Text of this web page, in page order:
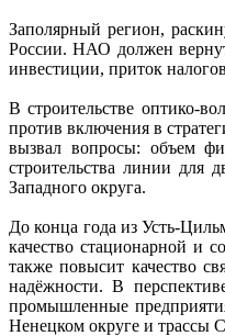
Заполярный регион,
России. НАО должен
инвестиции, приток
В строительстве оптико-
против включения в
вызвал вопросы: объем
строительства линии для
Западного округа.
До конца года из Усть-
качество стационарной и
также повысит качество
надёжности. В
промышленные
Ненецком округе и трассы